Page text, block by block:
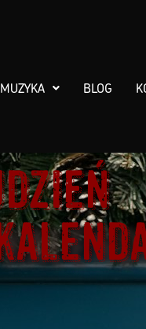
MUZYKA BLOG